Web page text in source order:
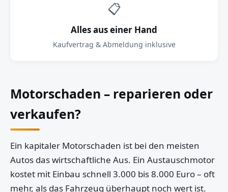
📋
Alles aus einer Hand
Kaufvertrag & Abmeldung inklusive
Motorschaden – reparieren oder
verkaufen?
Ein kapitaler Motorschaden ist bei den meisten
Autos das wirtschaftliche Aus. Ein Austauschmotor
kostet mit Einbau schnell 3.000 bis 8.000 Euro – oft
mehr, als das Fahrzeug überhaupt noch wert ist.